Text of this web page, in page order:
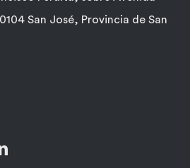
San José, Provincia de San